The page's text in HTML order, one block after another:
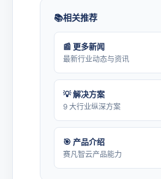
相关推荐
📰 更多新闻
最新行业动态与资讯
💡 解决方案
9 大行业纵深方案
🎯 产品介绍
赛凡智云产品能力